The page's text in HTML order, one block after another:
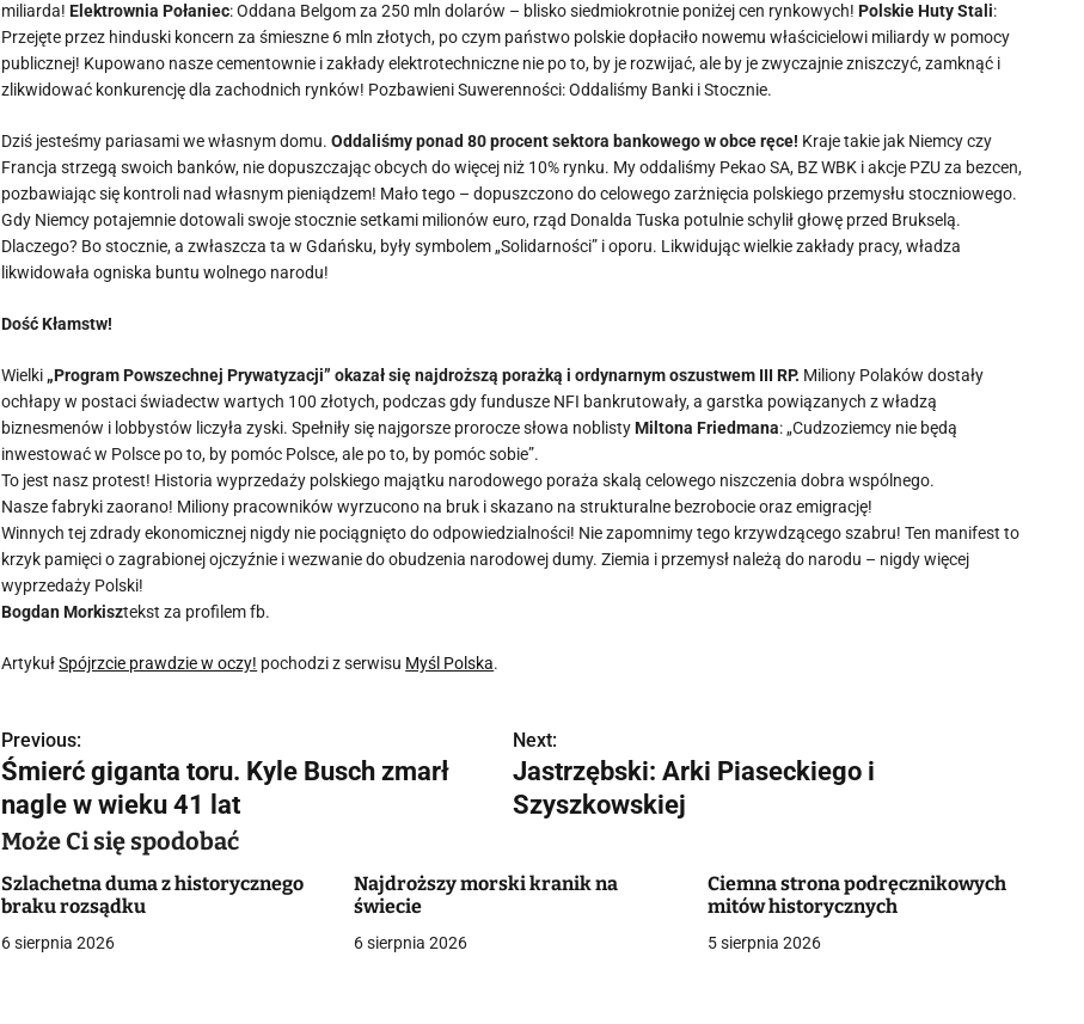
miliarda!Elektrownia Połaniec: Oddana Belgom za 250 mln dolarów – blisko siedmiokrotnie poniżej cen rynkowych!Polskie Huty Stali:
Przejęte przez hinduski koncern za śmieszne 6 mln złotych, po czym państwo polskie dopłaciło nowemu właścicielowi miliardy w pomocy
publicznej! ​Kupowano nasze cementownie i zakłady elektrotechniczne nie po to, by je rozwijać, ale by je zwyczajnie zniszczyć, zamknąć i
zlikwidować konkurencję dla zachodnich rynków! Pozbawieni Suwerenności: Oddaliśmy Banki i Stocznie.
​Dziś jesteśmy pariasami we własnym domu.Oddaliśmy ponad 80 procent sektora bankowego w obce ręce! Kraje takie jak Niemcy czy
Francja strzegą swoich banków, nie dopuszczając obcych do więcej niż 10% rynku. My oddaliśmy Pekao SA, BZ WBK i akcje PZU za bezcen,
pozbawiając się kontroli nad własnym pieniądzem! ​Mało tego – dopuszczono do celowego zarżnięcia polskiego przemysłu stoczniowego.
Gdy Niemcy potajemnie dotowali swoje stocznie setkami milionów euro, rząd Donalda Tuska potulnie schylił głowę przed Brukselą.
Dlaczego? Bo stocznie, a zwłaszcza ta w Gdańsku, były symbolem „Solidarności” i oporu. Likwidując wielkie zakłady pracy, władza
likwidowała ogniska buntu wolnego narodu!
​Dość Kłamstw!
​Wielki „Program Powszechnej Prywatyzacji” okazał się najdroższą porażką i ordynarnym oszustwem III RP. Miliony Polaków dostały
ochłapy w postaci świadectw wartych 100 złotych, podczas gdy fundusze NFI bankrutowały, a garstka powiązanych z władzą
biznesmenów i lobbystów liczyła zyski. Spełniły się najgorsze prorocze słowa noblistyMiltona Friedmana: „Cudzoziemcy nie będą
inwestować w Polsce po to, by pomóc Polsce, ale po to, by pomóc sobie”.
​To jest nasz protest! ​Historia wyprzedaży polskiego majątku narodowego poraża skalą celowego niszczenia dobra wspólnego.
​Nasze fabryki zaorano! Miliony pracowników wyrzucono na bruk i skazano na strukturalne bezrobocie oraz emigrację!
​Winnych tej zdrady ekonomicznej nigdy nie pociągnięto do odpowiedzialności! Nie zapomnimy tego krzywdzącego szabru! Ten manifest to
krzyk pamięci o zagrabionej ojczyźnie i wezwanie do obudzenia narodowej dumy. Ziemia i przemysł należą do narodu – nigdy więcej
wyprzedaży Polski!
Bogdan Morkisztekst za profilem fb.
ArtykułSpójrzcie prawdzie w oczy! pochodzi z serwisu Myśl Polska.
N
a
w
i
g
Previous:
Śmierć giganta toru. Kyle Busch zmarł
nagle w wieku 41 lat
Next:
Jastrzębski: Arki Piaseckiego i
Szyszkowskiej
Może Ci się spodobać
Szlachetna duma z historycznego
braku rozsądku
6 sierpnia 2026
Najdroższy morski kranik na
świecie
6 sierpnia 2026
Ciemna strona podręcznikowych
mitów historycznych
5 sierpnia 2026